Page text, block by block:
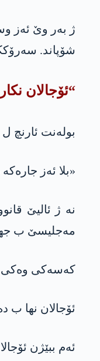
ژ بەر وێ ئەز
شۆپاند.
“ئۆجالان
بولەنت ئارنچ
«بلا ئەز
مەجلیسێ ب جهـ
کەسەکی وەکی
ئۆجالان نها
ئەم ببێژن